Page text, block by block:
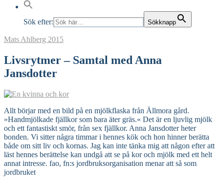
Sök efter: Sökknapp
Mats Ahlberg 2015
Livsrytmer – Samtal med Anna
Jansdotter
Allt börjar med en bild på en mjölkflaska från Ällmora gård.
»Handmjölkade fjällkor som bara äter gräs.« Det är en ljuvlig mjölk
och ett fantastiskt smör, från sex fjällkor. Anna Jansdotter heter
bonden. Vi sitter några timmar i hennes kök och hon hinner berätta
både om sitt liv och kornas. Jag kan inte tänka mig att någon efter att
läst hennes berättelse kan undgå att se på kor och mjölk med ett helt
annat intresse. fao, fn:s jordbruksorganisation menar att så som
jordbruket